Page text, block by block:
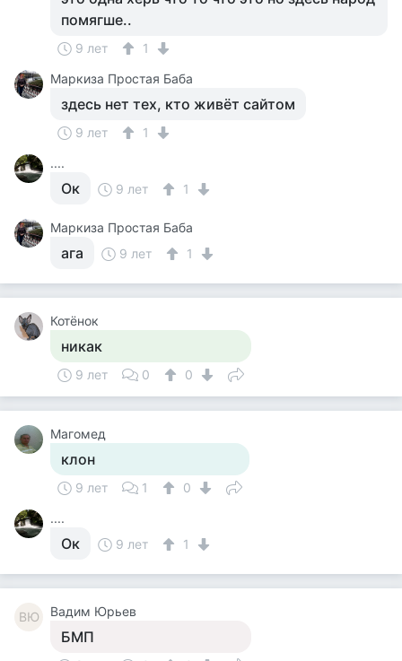
помягше..
9 лет
1
Маркиза Простая Баба
здесь нет тех, кто живёт сайтом
9 лет
1
....
Ок 9 лет 1
Маркиза Простая Баба
ага 9 лет 1
Котёнок
никак
9 лет 0 0
Магомед
клон
9 лет 1
0
....
Ок 9 лет 1
ВЮ Вадим Юрьев
БМП